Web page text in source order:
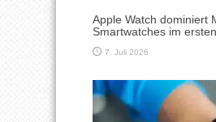
Apple Watch dominiert
Smartwatches im
7. Juli 2026